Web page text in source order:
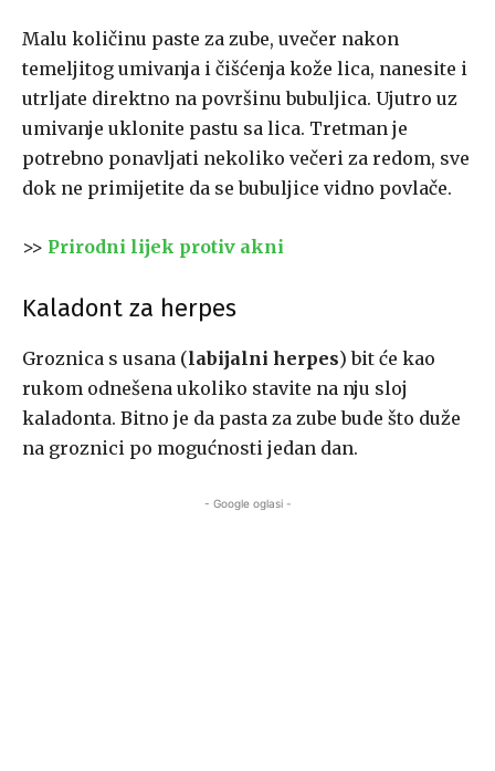
Malu količinu paste za zube, uvečer nakon
temeljitog umivanja i čišćenja kože lica, nanesite i
utrljate direktno na površinu bubuljica. Ujutro uz
umivanje uklonite pastu sa lica. Tretman je
potrebno ponavljati nekoliko večeri za redom, sve
dok ne primijetite da se bubuljice vidno povlače.
>> Prirodni lijek protiv akni
Kaladont za herpes
Groznica s usana (labijalni herpes) bit će kao
rukom odnešena ukoliko stavite na nju sloj
kaladonta. Bitno je da pasta za zube bude što duže
na groznici po mogućnosti jedan dan.
- Google oglasi -